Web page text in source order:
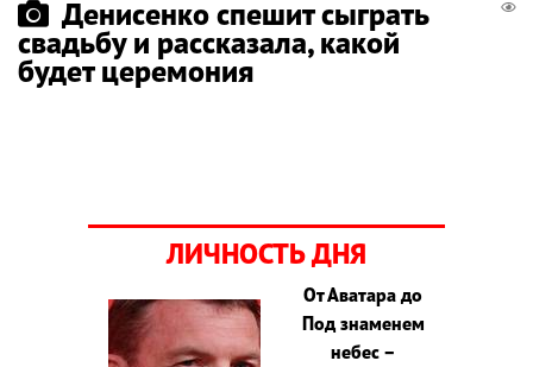
Денисенко спешит сыграть
свадьбу и рассказала, какой
будет церемония
ЛИЧНОСТЬ ДНЯ
От Аватара до
Под знаменем
небес –